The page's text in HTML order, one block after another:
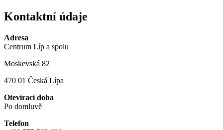
Kontaktní údaje
Adresa
Centrum Líp a spolu
Moskevská 82
470 01 Česká Lípa
Otevírací doba
Po domluvě
Telefon